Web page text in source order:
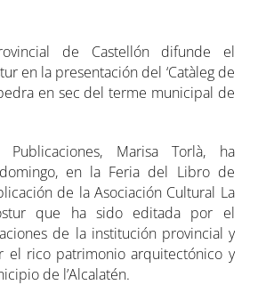
de Castellón difunde el
en la presentación del ‘Catàleg de
en sec del terme municipal de
Marisa Torlà, ha
en la Feria del Libro de
de la Asociación Cultural La
que ha sido editada por el
de la institución provincial y
el rico patrimonio arquitectónico y
de l’Alcalatén.